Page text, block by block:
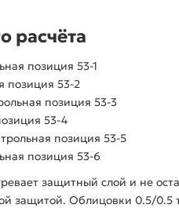
расчёта
позиция 53-1
позиция 53-2
позиция 53-3
53-4
позиция 53-5
позиция 53-6
защитный слой и не
защитой. Облицовки 0.5/0.5